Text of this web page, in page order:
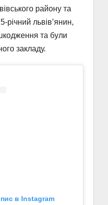
району та
річний львів’янин,
та були
закладу.
в Instagram